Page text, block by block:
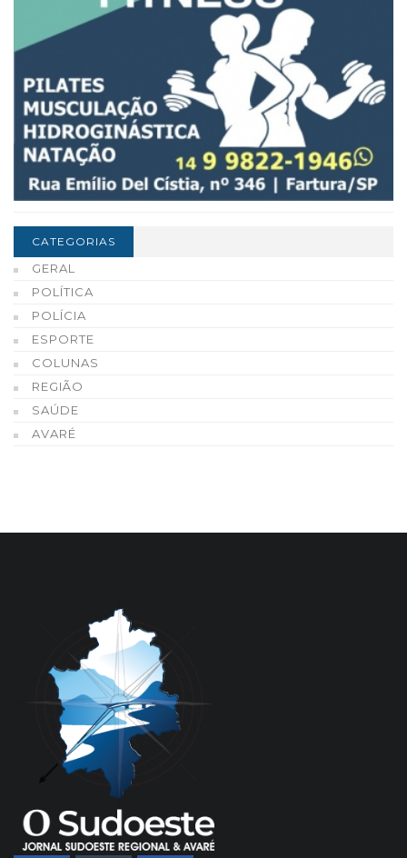
CATEGORIAS
GERAL
POLÍTICA
POLÍCIA
ESPORTE
COLUNAS
REGIÃO
SAÚDE
AVARÉ